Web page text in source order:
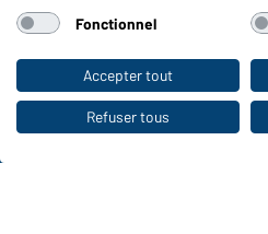
Vers la boutique
Tailles
Couleurs
WORKWEAR
Le choix idéal pour les
Fonctionnel
Accepter tout
Refuser tous